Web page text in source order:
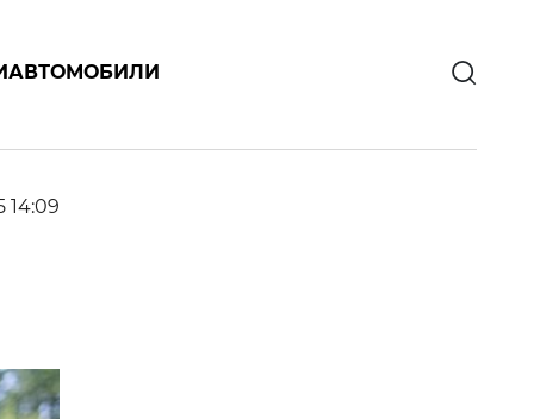
АВТОМОБИЛИ
14:09